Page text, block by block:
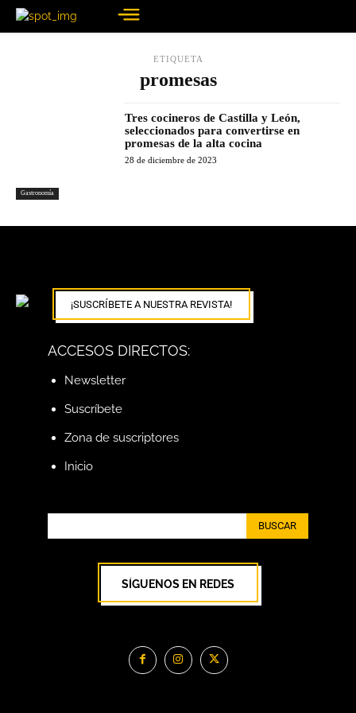
ETIQUETA
promesas
Gastronomía
Tres cocineros de Castilla y León,
seleccionados para convertirse en
promesas de la alta cocina
28 de diciembre de 2023
¡SUSCRÍBETE A NUESTRA REVISTA!
ACCESOS DIRECTOS:
Newsletter
Suscríbete
Zona de suscriptores
Inicio
BUSCAR
SÍGUENOS EN REDES